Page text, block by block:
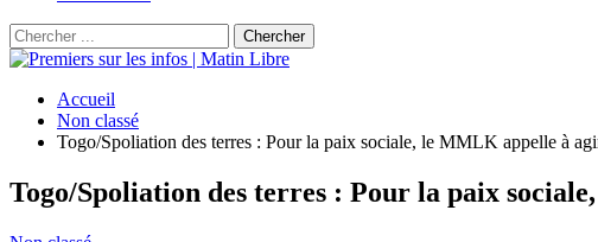
Accueil
Non classé
Togo/Spoliation des terres : Pour la paix sociale, le MMLK appelle à
Togo/Spoliation des terres : Pour la paix